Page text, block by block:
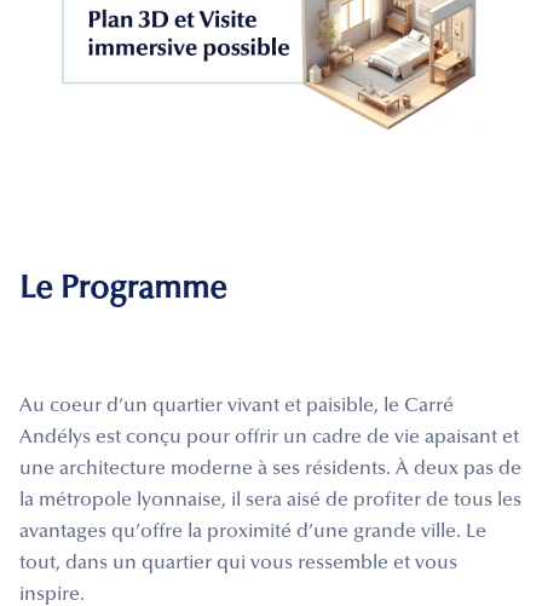
Le Programme
Au coeur d’un quartier vivant et paisible, le Carré
Andélys est conçu pour offrir un cadre de vie apaisant et
une architecture moderne à ses résidents. À deux pas de
la métropole lyonnaise, il sera aisé de profiter de tous les
avantages qu’offre la proximité d’une grande ville. Le
tout, dans un quartier qui vous ressemble et vous
inspire.